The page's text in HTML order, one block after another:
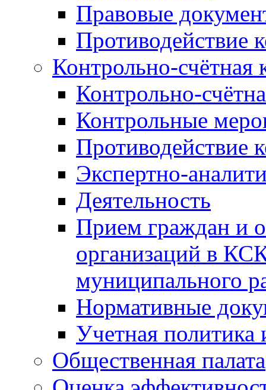
Правовые
Противодействие
Контрольно-счётная
Контрольно-
Контрольные
Противодействие
Экспертно-
Деятельность
Прием граждан и
организаций в
муниципального
Нормативные
Учетная политика
Общественная палата